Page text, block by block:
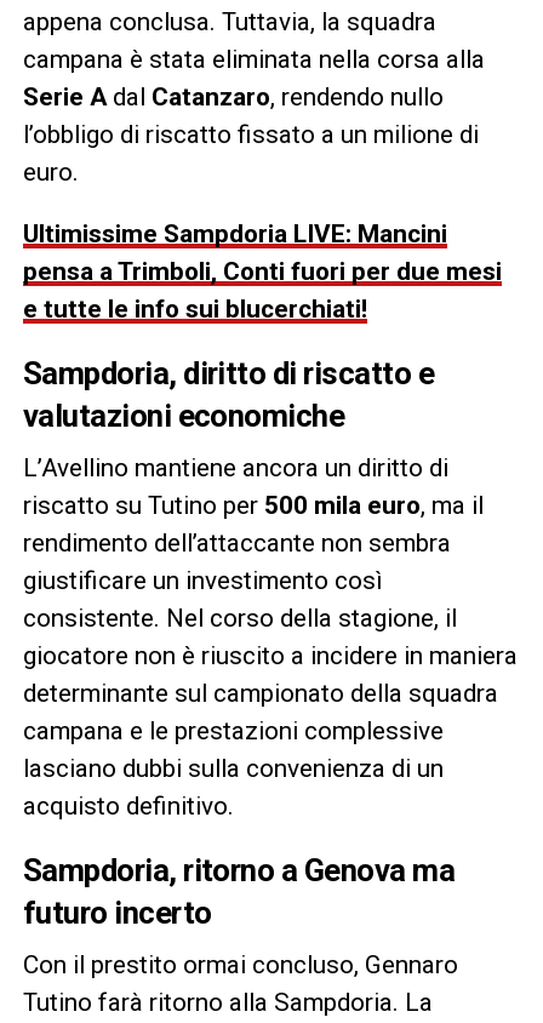
appena conclusa. Tuttavia, la squadra
campana è stata eliminata nella corsa alla
Serie Adal Catanzaro, rendendo nullo
l’obbligo di riscatto fissato a un milione di
euro.
Ultimissime Sampdoria LIVE: Mancini
pensa a Trimboli, Conti fuori per due mesi
e tutte le info sui blucerchiati!
Sampdoria, diritto di riscatto e
valutazioni economiche
L’Avellino mantiene ancora un diritto di
riscatto su Tutino per 500 mila euro, ma il
rendimento dell’attaccante non sembra
giustificare un investimento così
consistente. Nel corso della stagione, il
giocatore non è riuscito a incidere in maniera
determinante sul campionato della squadra
campana e le prestazioni complessive
lasciano dubbi sulla convenienza di un
acquisto definitivo.
Sampdoria, ritorno a Genova ma
futuro incerto
Con il prestito ormai concluso, Gennaro
Tutino farà ritorno alla Sampdoria. La